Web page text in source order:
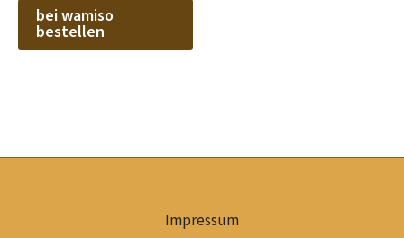
bei wamiso
bestellen
Impressum